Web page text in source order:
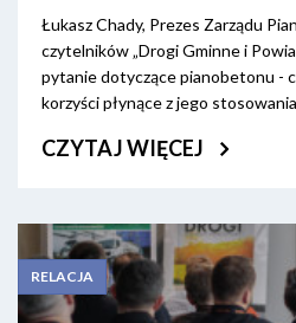
Łukasz Chady, Prezes Zarządu
czytelników „Drogi Gminne i
pytanie dotyczące pianobetonu -
korzyści płynące z jego
CZYTAJ WIĘCEJ
RELACJA